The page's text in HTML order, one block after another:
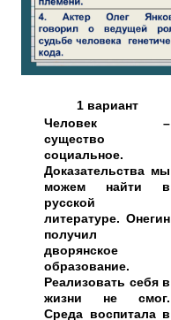
1 вариант
Человек –
существо
социальное.
Доказательства мы
можем найти в
русской
литературе. Онегин
получил
дворянское
образование.
Реализовать себя в
жизни не смог.
Среда воспитала в